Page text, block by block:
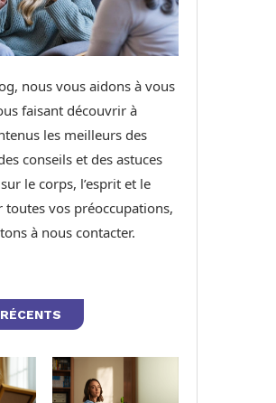
nous vous aidons à vous
faisant découvrir à
les meilleurs des
conseils et des astuces
le corps, l’esprit et le
toutes vos préoccupations,
à nous contacter.